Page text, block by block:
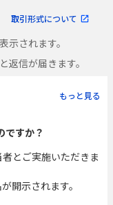
取引形式について
示されます。
返信が届きます。
もっと見る
ですか？
とご実施いただきま
開示されます。